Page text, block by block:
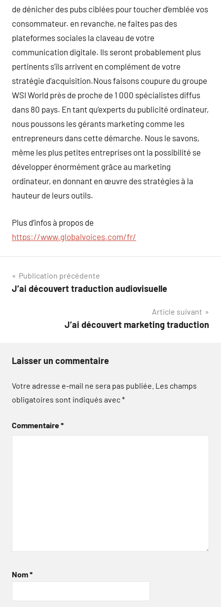
de dénicher des pubs ciblées pour toucher d’emblée vos
consommateur. en revanche, ne faites pas des
plateformes sociales la claveau de votre
communication digitale. Ils seront probablement plus
pertinents s’ils arrivent en complément de votre
stratégie d’acquisition.Nous faisons coupure du groupe
WSI World près de proche de 1 000 spécialistes diffus
dans 80 pays. En tant qu’experts du publicité ordinateur,
nous poussons les gérants marketing comme les
entrepreneurs dans cette démarche. Nous le savons,
même les plus petites entreprises ont la possibilité se
développer énormément grâce au marketing
ordinateur, en donnant en œuvre des stratégies à la
hauteur de leurs outils.
Plus d’infos à propos de
https://www.globalvoices.com/fr/
Navigation
de
Publication précédente
J’ai découvert traduction audiovisuelle
Article suivant
J’ai découvert marketing traduction
Laisser un commentaire
Votre adresse e-mail ne sera pas publiée. Les champs
obligatoires sont indiqués avec*
Commentaire*
Nom*